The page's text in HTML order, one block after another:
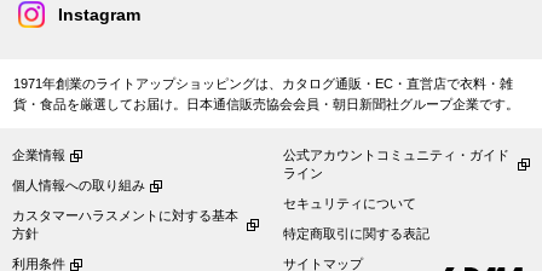
おすすめ特集
【特集】Travel
Instagram
1971年創業のライトアップショッピングは、カタログ通販・EC・直営店で衣料・雑
貨・食品を厳選してお届け。日本通信販売協会会員・朝日新聞社グループ企業です。
企業情報
個人情報への取り組み
カスタマーハラスメントに対する基本
方針
利用条件
公式アカウントコミュニティ・ガイド
ライン
セキュリティについて
特定商取引に関する表記
サイトマップ